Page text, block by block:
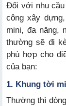
2. Khung
3. Khung
Đối với nhu
công xây
mini, đa năng,
thường sẽ đi
phù hợp cho
của bạn:
1. Khung tời
Thường thì